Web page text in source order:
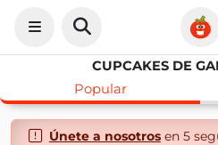
CUPCAKES DE
Popular
Únete a nosotrosen 5